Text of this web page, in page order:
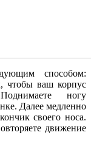
способом:
чтобы ваш корпус
ногу
Далее медленно
своего носа.
движение